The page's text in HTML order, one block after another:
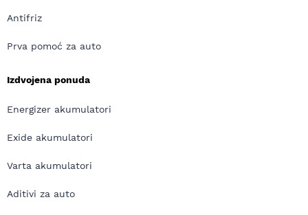
Antifriz
Prva pomoć za auto
Izdvojena ponuda
Energizer akumulatori
Exide akumulatori
Varta akumulatori
Aditivi za auto